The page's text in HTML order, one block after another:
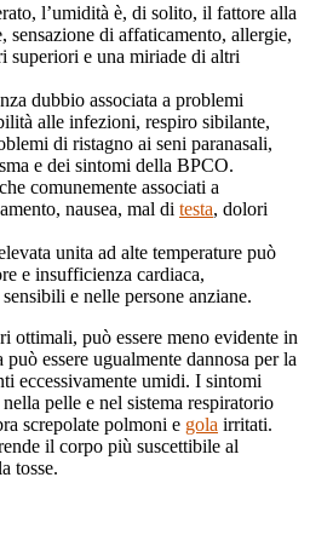
l’umidità è, di solito, il fattore alla
sensazione di affaticamento, allergie,
superiori e una miriade di altri
dubbio associata a problemi
alle infezioni, respiro sibilante,
di ristagno ai seni paranasali,
e dei sintomi della BPCO.
comunemente associati a
nausea, mal di testa, dolori
unita ad alte temperature può
e insufficienza cardiaca,
e nelle persone anziane.
ottimali, può essere meno evidente in
essere ugualmente dannosa per la
eccessivamente umidi. I sintomi
pelle e nel sistema respiratorio
screpolate polmoni e gola irritati.
il corpo più suscettibile al
tosse.